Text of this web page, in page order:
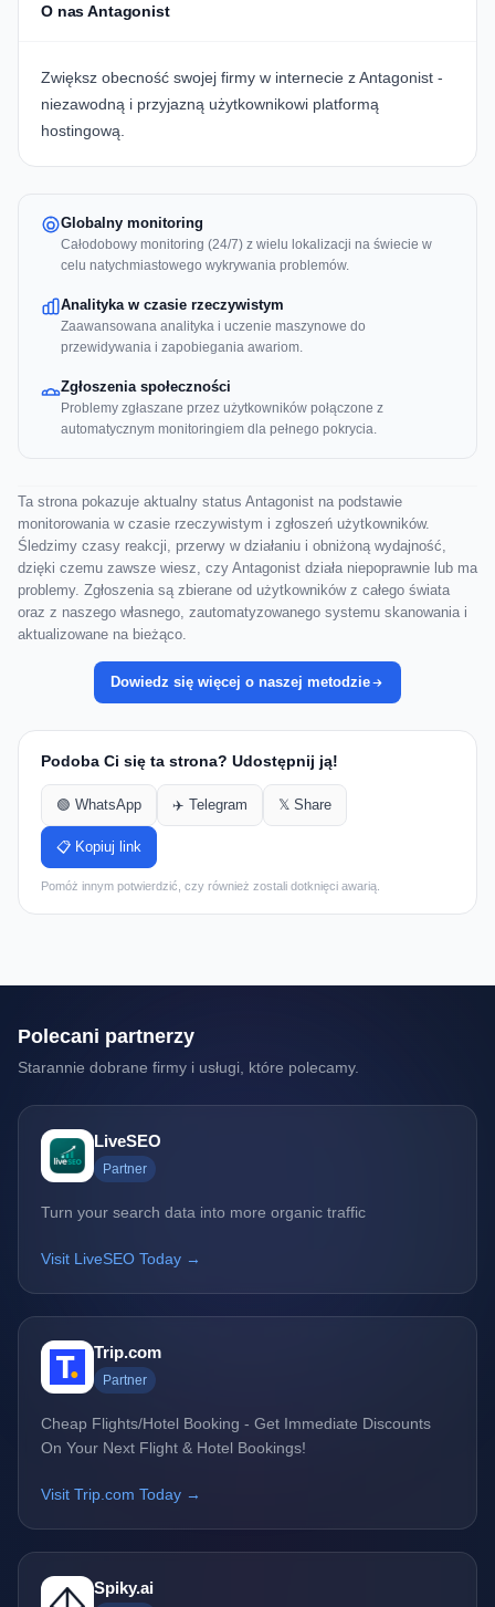
O nas Antagonist
Zwiększ obecność swojej firmy w internecie z Antagonist -
niezawodną i przyjazną użytkownikowi platformą
hostingową.
Globalny monitoring
Całodobowy monitoring (24/7) z wielu lokalizacji na świecie w
celu natychmiastowego wykrywania problemów.
Analityka w czasie rzeczywistym
Zaawansowana analityka i uczenie maszynowe do
przewidywania i zapobiegania awariom.
Zgłoszenia społeczności
Problemy zgłaszane przez użytkowników połączone z
automatycznym monitoringiem dla pełnego pokrycia.
Ta strona pokazuje aktualny status Antagonist na podstawie
monitorowania w czasie rzeczywistym i zgłoszeń użytkowników.
Śledzimy czasy reakcji, przerwy w działaniu i obniżoną wydajność,
dzięki czemu zawsze wiesz, czy Antagonist działa niepoprawnie lub ma
problemy. Zgłoszenia są zbierane od użytkowników z całego świata
oraz z naszego własnego, zautomatyzowanego systemu skanowania i
aktualizowane na bieżąco.
Dowiedz się więcej o naszej metodzie
Podoba Ci się ta strona? Udostępnij ją!
🟢 WhatsApp ✈️ Telegram 𝕏 Share
📋 Kopiuj link
Pomóż innym potwierdzić, czy również zostali dotknięci awarią.
Polecani partnerzy
Starannie dobrane firmy i usługi, które polecamy.
LiveSEO
Partner
Turn your search data into more organic traffic
Visit LiveSEO Today →
Trip.com
Partner
Cheap Flights/Hotel Booking - Get Immediate Discounts
On Your Next Flight & Hotel Bookings!
Visit Trip.com Today →
Spiky.ai